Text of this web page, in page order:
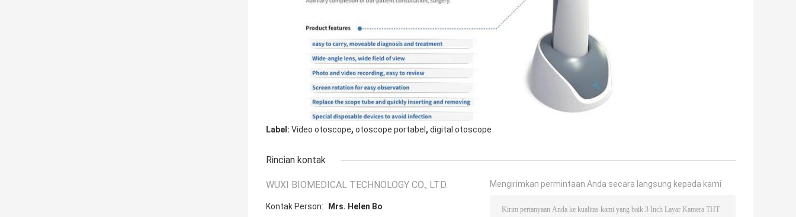
Label: Video otoscope, otoscope portabel , digital otoscope
Rincian kontak
WUXI BIOMEDICAL TECHNOLOGY CO., LTD.
Kontak Person: Mrs. Helen Bo
Mengirimkan permintaan Anda secara langsung kepada kami